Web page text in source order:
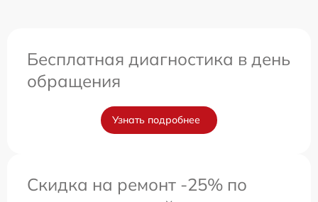
Бесплатная диагностика в день
обращения
Узнать подробнее
Скидка на ремонт -25% по